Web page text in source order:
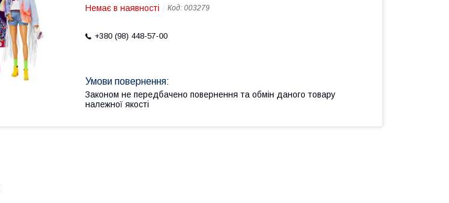
Немає в наявності Код: 003279
+380 (98) 448-57-00
Законом не передбачено повернення та обмін даного товару
належної якості